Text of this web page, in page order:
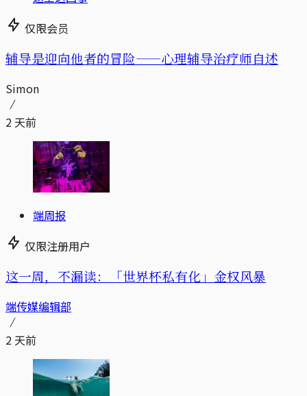
仅限会员
辅导是迎向他者的冒险——心理辅导治疗师自述
Simon
2 天前
端周报
仅限注册用户
这一周，不漏读：「世界杯私有化」金权风暴
端传媒编辑部
2 天前